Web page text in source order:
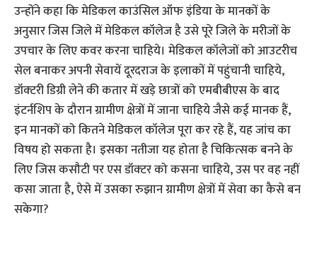
उन्‍होंने कहा कि मेडिकल काउंसिल ऑफ इंडिया के मानकों के
अनुसार जिस जिले में मेडिकल कॉलेज है उसे पूरे जिले के मरीजों के
उपचार के लिए कवर करना चाहिये। मेडिकल कॉलेजों को आउटरीच
सेल बनाकर अपनी सेवायें दूरदराज के इलाकों में पहुंचानी चाहिये,
डॉक्‍टरी डिग्री लेने की कतार में खड़े छात्रों को एमबीबीएस के बाद
इंटर्नशिप के दौरान ग्रामीण क्षेत्रों में जाना चाहिये जैसे कई मानक हैं,
इन मानकों को कितने मेडिकल कॉलेज पूरा कर रहे हैं, यह जांच का
विषय हो सकता है। इसका नतीजा यह होता है चिकित्‍सक बनने के
लिए जिस कसौटी पर एस डॉक्‍टर को कसना चाहिये, उस पर वह नहीं
कसा जाता है, ऐसे में उसका रुझान ग्रामीण क्षेत्रों में सेवा का कैसे बन
सकेगा?